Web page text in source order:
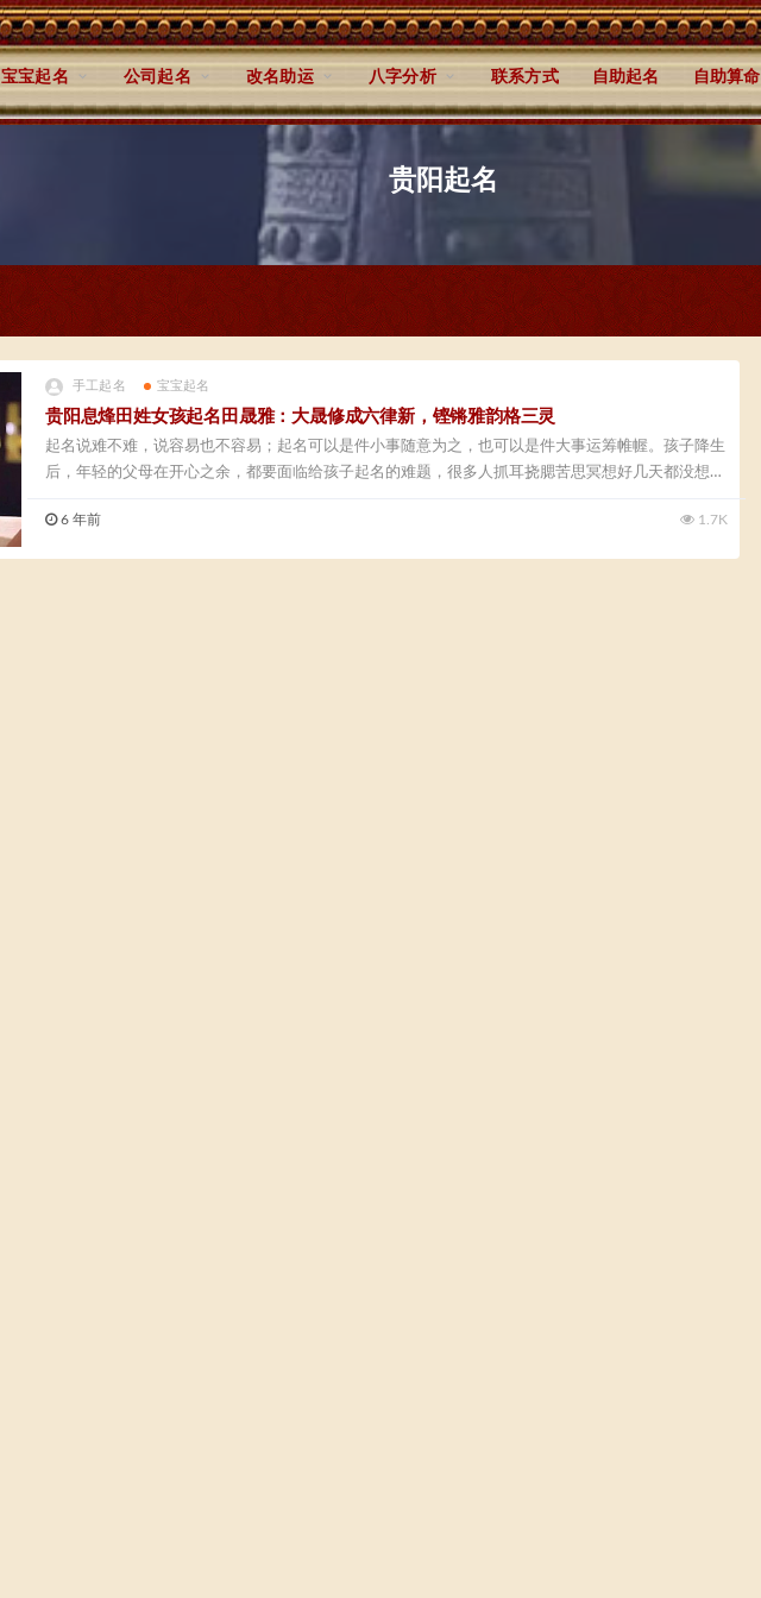
宝宝起名 公司起名 改名助运 八字分析 联系方式 自助起名 自助算命
贵阳起名
手工起名 宝宝起名
贵阳息烽田姓女孩起名田晟雅：大晟修成六律新，铿锵雅韵格三灵
起名说难不难，说容易也不容易；起名可以是件小事随意为之，也可以是件大事运筹帷幄。孩子降生
后，年轻的父母在开心之余，都要面临给孩子起名的难题，很多人抓耳挠腮苦思冥想好几天都没想
6 年前 1.7K